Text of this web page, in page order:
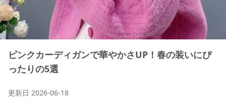
ピンクカーディガンで華やかさUP！春の装いにぴ
ったりの5選
更新日 2026-06-18